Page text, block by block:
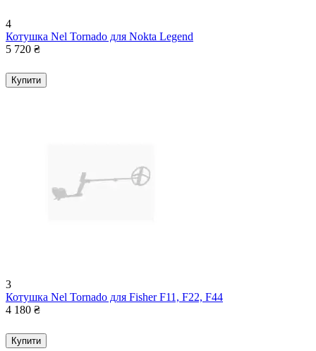
4
Котушка Nel Tornado для Nokta Legend
5 720 ₴
Купити
3
Котушка Nel Tornado для Fisher F11, F22, F44
4 180 ₴
Купити